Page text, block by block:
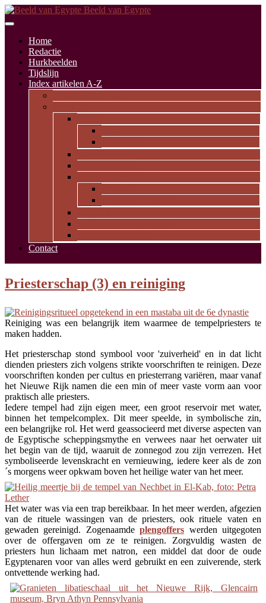
Beeld van Egypte
Home
Redactie
Hurkbeelden
Tijdslijn
Index artikelen A-Z
Contact
Priesterschap (3) en reiniging
Reiniging was een belangrijk item waarmee de tempelpriesters te
maken hadden.
Het priesterschap stond symbool voor 'zuiverheid' en in dat licht
dienden priesters zich volgens strikte voorschriften te reinigen. Deze
voorschriften konden per cultus en priesterrang variëren, maar vanaf
het Nieuwe Rijk namen die een min of meer vaste vorm aan voor
praktisch alle priesters.
Iedere tempel had zijn eigen meer, een groot reservoir met water,
binnen het tempelcomplex. Dit meer speelde, in symbolische zin,
een belangrijke rol. Het werd geassocieerd met diverse aspecten van
de Egyptische scheppingsmythe en verwees naar het oerwater uit
het begin van de tijd, waaruit de zonnegod zou zijn verrezen. Het
symboliseerde levenskracht en vernieuwing, iedere keer als de zon
´s morgens weer opkwam boven het heilige water van het meer.
Het water was via een trap bereikbaar. In het meer werden, afgezien
van de rituele wassingen van de priesters, ook rituele vaten en
gewaden gereinigd. Zogenaamdeplengoffers werden uitgegoten
over de offergaven om ze te reinigen. Zorgvuldig wasten de
priesters hun lichaam met natron, een middel dat door de oude
Egyptenaren voor van alles werd gebruikt en een zuiverende, sterk
ontvettende werking had.